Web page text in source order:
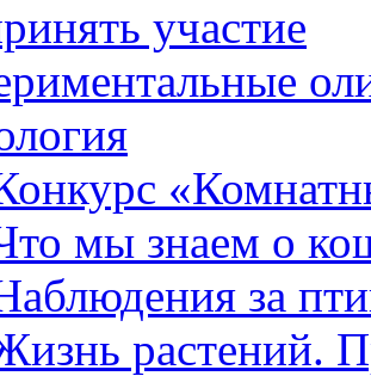
участие
мы знаем о
за
растений.